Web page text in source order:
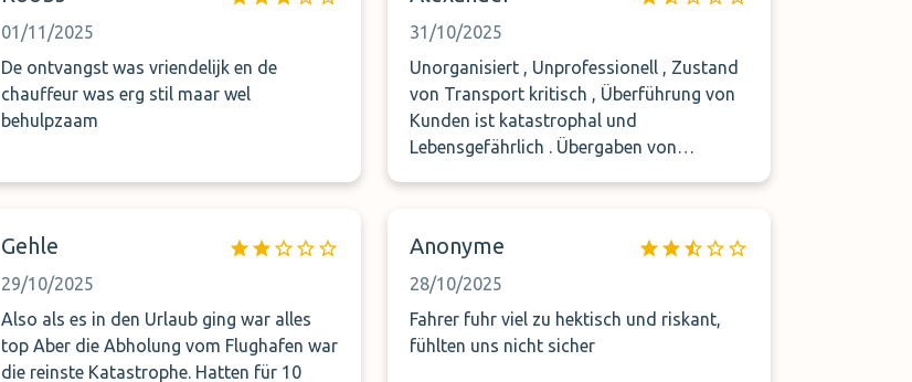
01/11/2025
De ontvangst was vriendelijk en de
chauffeur was erg stil maar wel
behulpzaam
31/10/2025
Unorganisiert , Unprofessionell , Zustand
von Transport kritisch , Überführung von
Kunden ist katastrophal und
Lebensgefährlich . Übergaben von
NULL nur Geld kassieren. Finger weg
davon.
Gehle
29/10/2025
Also als es in den Urlaub ging war alles
top Aber die Abholung vom Flughafen war
die reinste Katastrophe. Hatten für 10
Anonyme
28/10/2025
Fahrer fuhr viel zu hektisch und riskant,
fühlten uns nicht sicher